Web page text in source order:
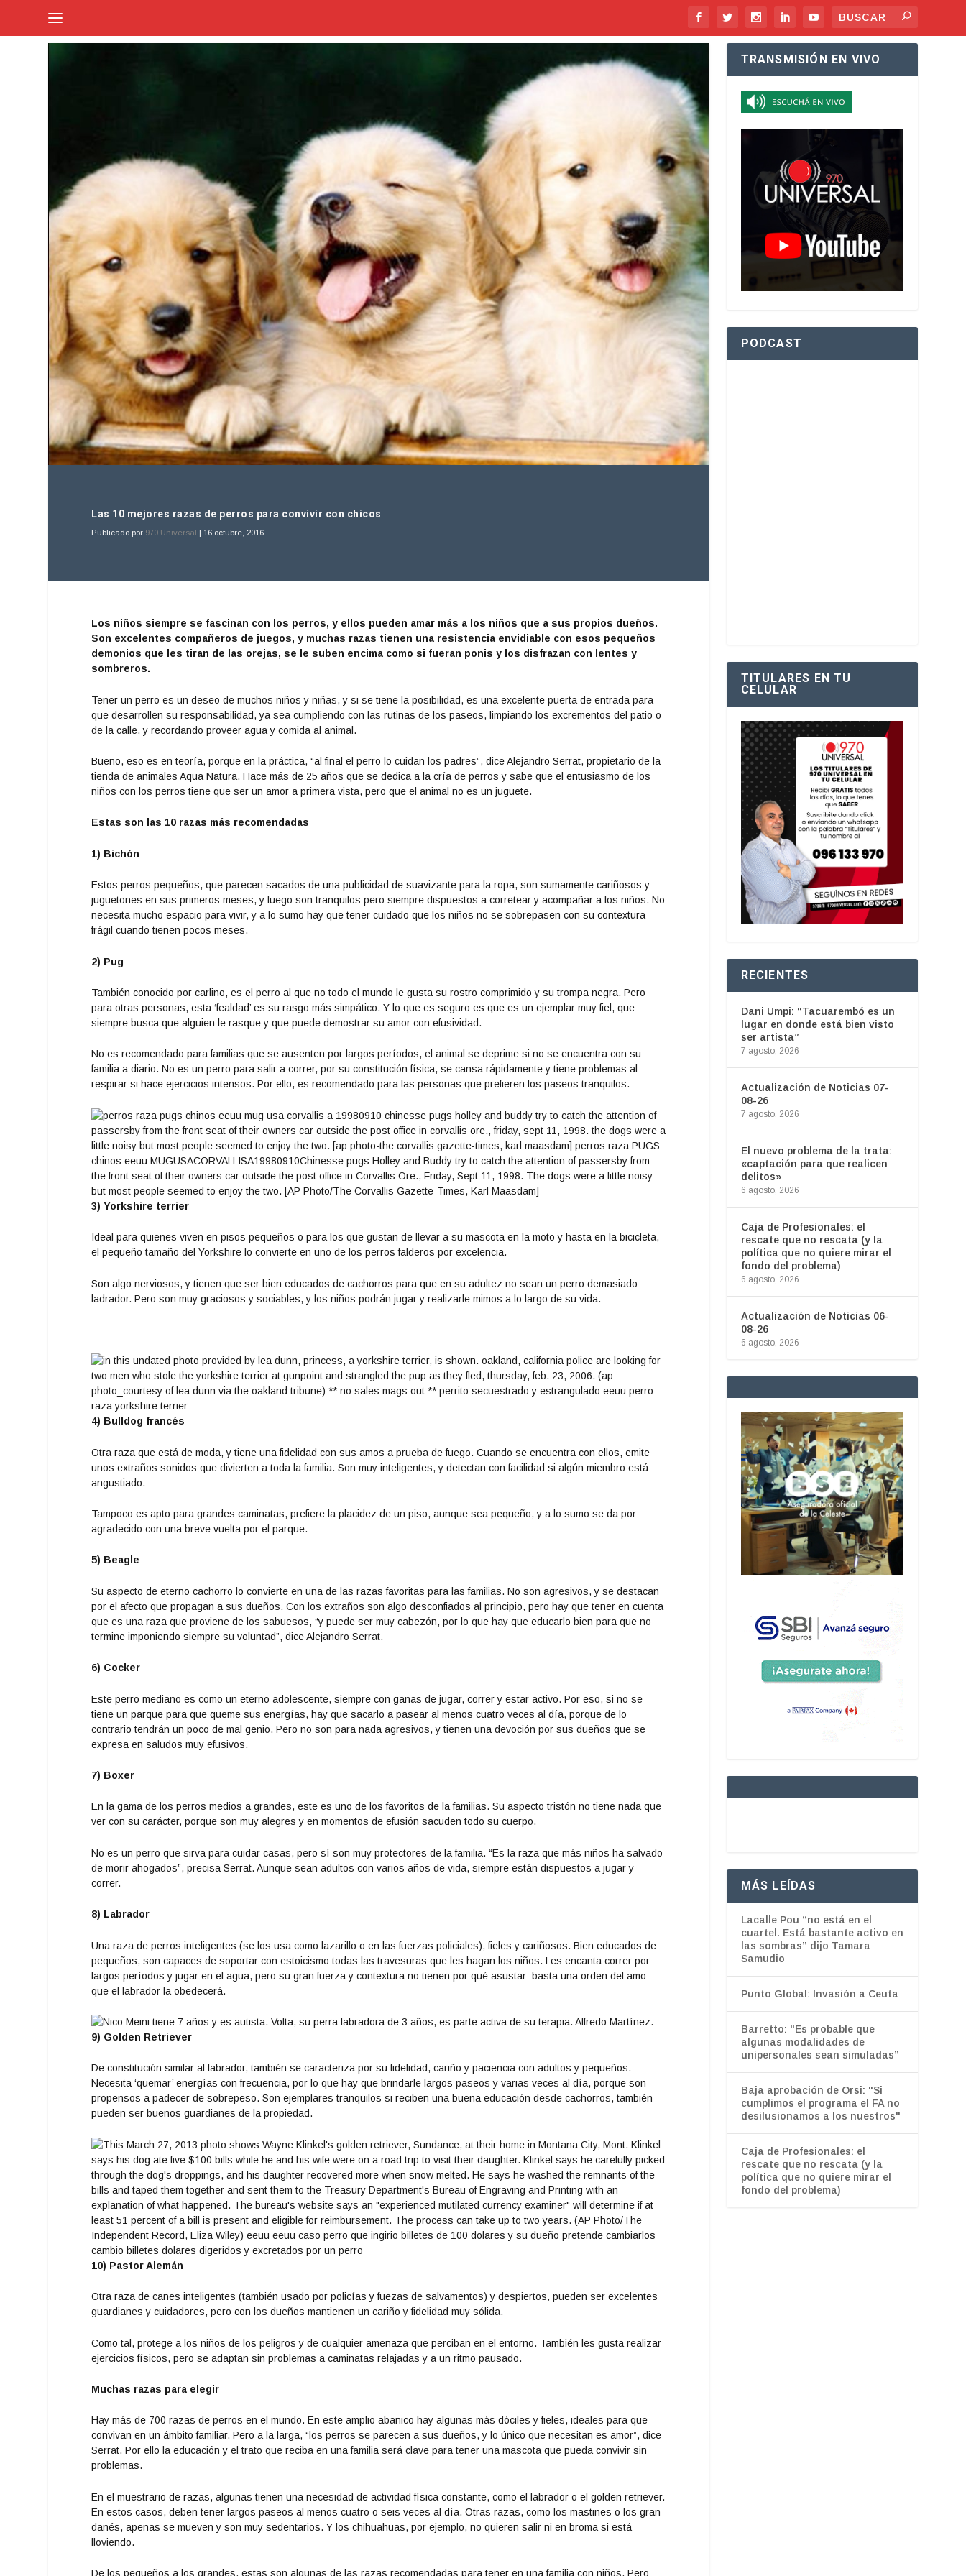
Las 10 mejores razas de perros para convivir con chicos
Publicado por 970 Universal 16 octubre, 2016
Los niños siempre se fascinan con los perros, y ellos pueden amar más a los niños que a sus propios dueños.
Son excelentes compañeros de juegos, y muchas razas tienen una resistencia envidiable con esos pequeños
demonios que les tiran de las orejas, se le suben encima como si fueran ponis y los disfrazan con lentes y
sombreros.
Tener un perro es un deseo de muchos niños y niñas, y si se tiene la posibilidad, es una excelente puerta de entrada para
que desarrollen su responsabilidad, ya sea cumpliendo con las rutinas de los paseos, limpiando los excrementos del patio o
de la calle, y recordando proveer agua y comida al animal.
Bueno, eso es en teoría, porque en la práctica, “al final el perro lo cuidan los padres”, dice Alejandro Serrat, propietario de la
tienda de animales Aqua Natura. Hace más de 25 años que se dedica a la cría de perros y sabe que el entusiasmo de los
niños con los perros tiene que ser un amor a primera vista, pero que el animal no es un juguete.
Estas son las 10 razas más recomendadas
1) Bichón
Estos perros pequeños, que parecen sacados de una publicidad de suavizante para la ropa, son sumamente cariñosos y
juguetones en sus primeros meses, y luego son tranquilos pero siempre dispuestos a corretear y acompañar a los niños. No
necesita mucho espacio para vivir, y a lo sumo hay que tener cuidado que los niños no se sobrepasen con su contextura
frágil cuando tienen pocos meses.
2) Pug
También conocido por carlino, es el perro al que no todo el mundo le gusta su rostro comprimido y su trompa negra. Pero
para otras personas, esta ‘fealdad’ es su rasgo más simpático. Y lo que es seguro es que es un ejemplar muy fiel, que
siempre busca que alguien le rasque y que puede demostrar su amor con efusividad.
No es recomendado para familias que se ausenten por largos períodos, el animal se deprime si no se encuentra con su
familia a diario. No es un perro para salir a correr, por su constitución física, se cansa rápidamente y tiene problemas al
respirar si hace ejercicios intensos. Por ello, es recomendado para las personas que prefieren los paseos tranquilos.
3) Yorkshire terrier
Ideal para quienes viven en pisos pequeños o para los que gustan de llevar a su mascota en la moto y hasta en la bicicleta,
el pequeño tamaño del Yorkshire lo convierte en uno de los perros falderos por excelencia.
Son algo nerviosos, y tienen que ser bien educados de cachorros para que en su adultez no sean un perro demasiado
ladrador. Pero son muy graciosos y sociables, y los niños podrán jugar y realizarle mimos a lo largo de su vida.
4) Bulldog francés
Otra raza que está de moda, y tiene una fidelidad con sus amos a prueba de fuego. Cuando se encuentra con ellos, emite
unos extraños sonidos que divierten a toda la familia. Son muy inteligentes, y detectan con facilidad si algún miembro está
angustiado.
Tampoco es apto para grandes caminatas, prefiere la placidez de un piso, aunque sea pequeño, y a lo sumo se da por
agradecido con una breve vuelta por el parque.
5) Beagle
Su aspecto de eterno cachorro lo convierte en una de las razas favoritas para las familias. No son agresivos, y se destacan
por el afecto que propagan a sus dueños. Con los extraños son algo desconfiados al principio, pero hay que tener en cuenta
que es una raza que proviene de los sabuesos, “y puede ser muy cabezón, por lo que hay que educarlo bien para que no
termine imponiendo siempre su voluntad”, dice Alejandro Serrat.
6) Cocker
Este perro mediano es como un eterno adolescente, siempre con ganas de jugar, correr y estar activo. Por eso, si no se
tiene un parque para que queme sus energías, hay que sacarlo a pasear al menos cuatro veces al día, porque de lo
contrario tendrán un poco de mal genio. Pero no son para nada agresivos, y tienen una devoción por sus dueños que se
expresa en saludos muy efusivos.
7) Boxer
En la gama de los perros medios a grandes, este es uno de los favoritos de la familias. Su aspecto tristón no tiene nada que
ver con su carácter, porque son muy alegres y en momentos de efusión sacuden todo su cuerpo.
No es un perro que sirva para cuidar casas, pero sí son muy protectores de la familia. “Es la raza que más niños ha salvado
de morir ahogados”, precisa Serrat. Aunque sean adultos con varios años de vida, siempre están dispuestos a jugar y
correr.
8) Labrador
Una raza de perros inteligentes (se los usa como lazarillo o en las fuerzas policiales), fieles y cariñosos. Bien educados de
pequeños, son capaces de soportar con estoicismo todas las travesuras que les hagan los niños. Les encanta correr por
largos períodos y jugar en el agua, pero su gran fuerza y contextura no tienen por qué asustar: basta una orden del amo
que el labrador la obedecerá.
9) Golden Retriever
De constitución similar al labrador, también se caracteriza por su fidelidad, cariño y paciencia con adultos y pequeños.
Necesita ‘quemar’ energías con frecuencia, por lo que hay que brindarle largos paseos y varias veces al día, porque son
propensos a padecer de sobrepeso. Son ejemplares tranquilos si reciben una buena educación desde cachorros, también
pueden ser buenos guardianes de la propiedad.
10) Pastor Alemán
Otra raza de canes inteligentes (también usado por policías y fuezas de salvamentos) y despiertos, pueden ser excelentes
guardianes y cuidadores, pero con los dueños mantienen un cariño y fidelidad muy sólida.
Como tal, protege a los niños de los peligros y de cualquier amenaza que perciban en el entorno. También les gusta realizar
ejercicios físicos, pero se adaptan sin problemas a caminatas relajadas y a un ritmo pausado.
Muchas razas para elegir
Hay más de 700 razas de perros en el mundo. En este amplio abanico hay algunas más dóciles y fieles, ideales para que
convivan en un ámbito familiar. Pero a la larga, “los perros se parecen a sus dueños, y lo único que necesitan es amor”, dice
Serrat. Por ello la educación y el trato que reciba en una familia será clave para tener una mascota que pueda convivir sin
problemas.
En el muestrario de razas, algunas tienen una necesidad de actividad física constante, como el labrador o el golden retriever.
En estos casos, deben tener largos paseos al menos cuatro o seis veces al día. Otras razas, como los mastines o los gran
danés, apenas se mueven y son muy sedentarios. Y los chihuahuas, por ejemplo, no quieren salir ni en broma si está
lloviendo.
De los pequeños a los grandes, estas son algunas de las razas recomendadas para tener en una familia con niños. Pero
TRANSMISIÓN EN VIVO
PODCAST
TITULARES EN TU
CELULAR
RECIENTES
Dani Umpi: “Tacuarembó es un
lugar en donde está bien visto
ser artista”
7 agosto, 2026
Actualización de Noticias 07-
08-26
7 agosto, 2026
El nuevo problema de la trata:
«captación para que realicen
delitos»
6 agosto, 2026
Caja de Profesionales: el
rescate que no rescata (y la
política que no quiere mirar el
fondo del problema)
6 agosto, 2026
Actualización de Noticias 06-
08-26
6 agosto, 2026
MÁS LEÍDAS
Lacalle Pou “no está en el
cuartel. Está bastante activo en
las sombras” dijo Tamara
Samudio
Punto Global: Invasión a Ceuta
Barretto: "Es probable que
algunas modalidades de
unipersonales sean simuladas”
Baja aprobación de Orsi: "Si
cumplimos el programa el FA no
desilusionamos a los nuestros"
Caja de Profesionales: el
rescate que no rescata (y la
política que no quiere mirar el
fondo del problema)